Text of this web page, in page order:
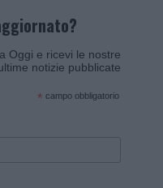
Oggi e ricevi le nostre
notizie pubblicate
* campo obbligatorio